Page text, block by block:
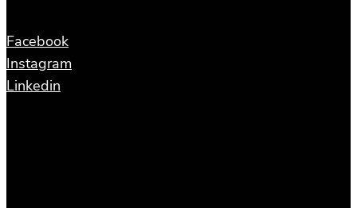
Facebook
Instagram
Linkedin